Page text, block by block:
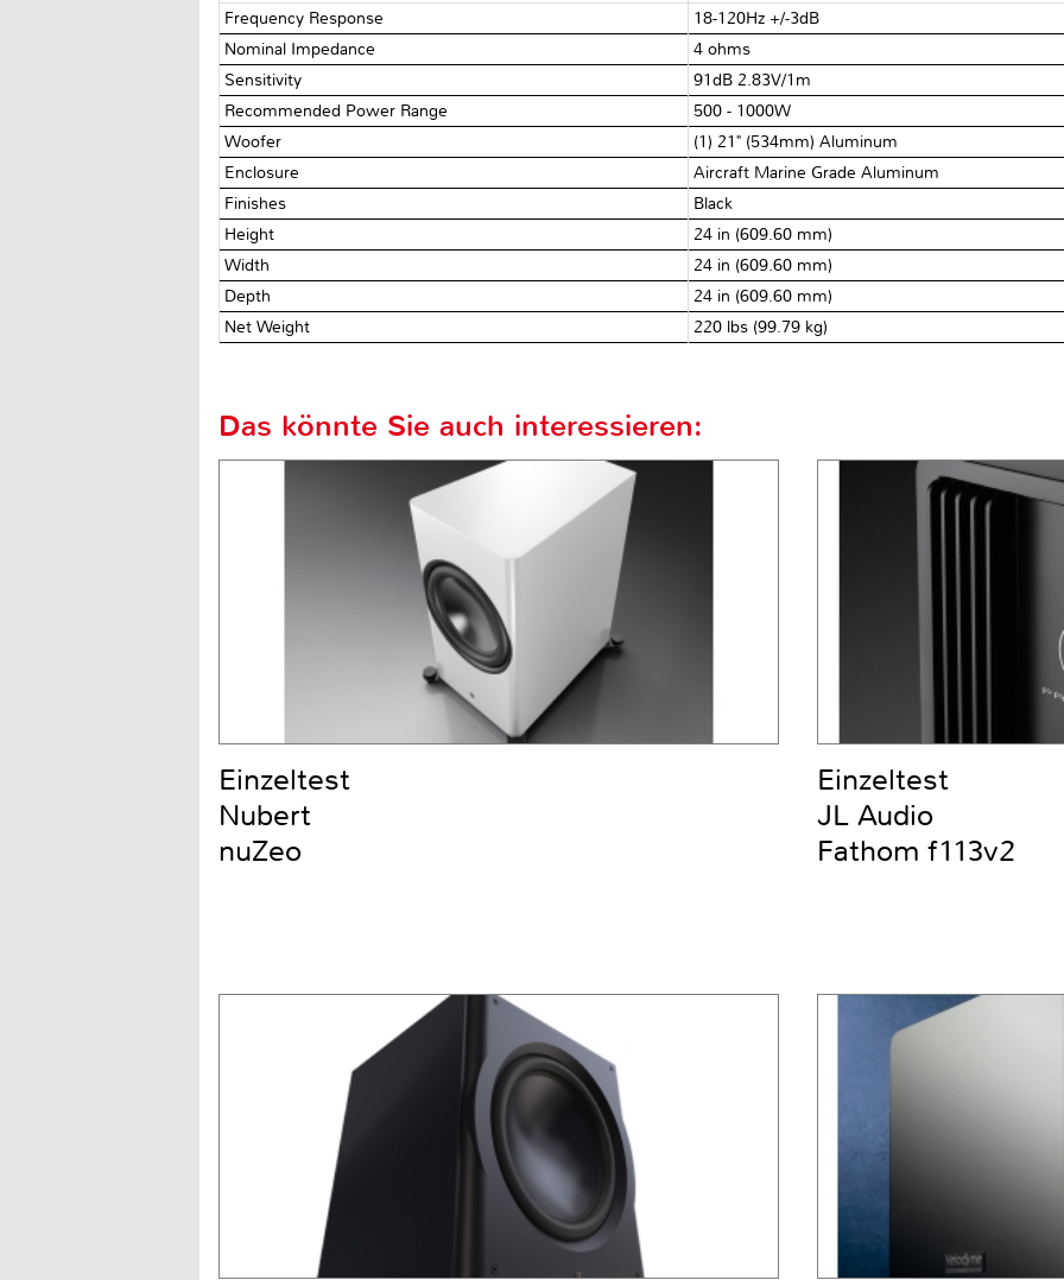
Frequency Response
18-120Hz +/-3dB
Nominal Impedance
4 ohms
Sensitivity
91dB 2.83V/1m
Recommended Power Range
500 - 1000W
Woofer
(1) 21" (534mm) Aluminum
Enclosure
Aircraft Marine Grade Aluminum
Finishes
Black
Height
24 in (609.60 mm)
Width
24 in (609.60 mm)
Depth
24 in (609.60 mm)
Net Weight
220 lbs (99.79 kg)
Das könnte Sie auch interessieren:
Einzeltest
Nubert
nuZeo
Einzeltest
JL Audio
Fathom f113v2